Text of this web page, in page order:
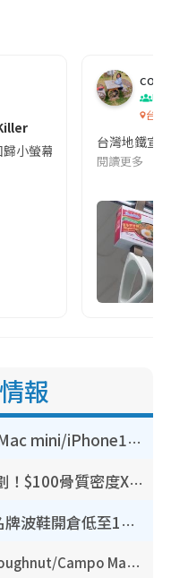
小螢幕啦!這次的劇本改編
co
吹
台灣
台灣地鐵宣
閱讀更多
報
豐澤優惠勁減低至44折！Mac mini/iPhone17Pro大減價！廚房家電$220起
港大推賽馬會強化骨骼計劃！$100骨質密度X光檢查 完成免費運動訓練送超市禮券！附參加資格
開倉優惠 | 尖沙咀海港城名牌波鞋開倉低至1折！On鞋$899起／Joy&Peace鞋履$98起
開倉優惠｜銅鑼灣時代廣場Doughnut/Campo Marzio開倉低至1折！背囊、書包、手袋劈價$200起